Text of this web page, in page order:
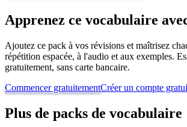
Apprenez ce vocabulaire
Ajoutez ce pack à vos révisions et maîtrisez
répétition espacée, à l'audio et aux exemples.
gratuitement, sans carte bancaire.
Commencer gratuitementCréer un compte
Plus de packs de vocabulaire